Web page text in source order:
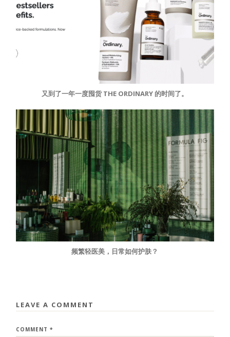
又到了一年一度囤货 THE ORDINARY 的时间了。
频繁轻医美，日常如何护肤？
LEAVE A COMMENT
COMMENT*